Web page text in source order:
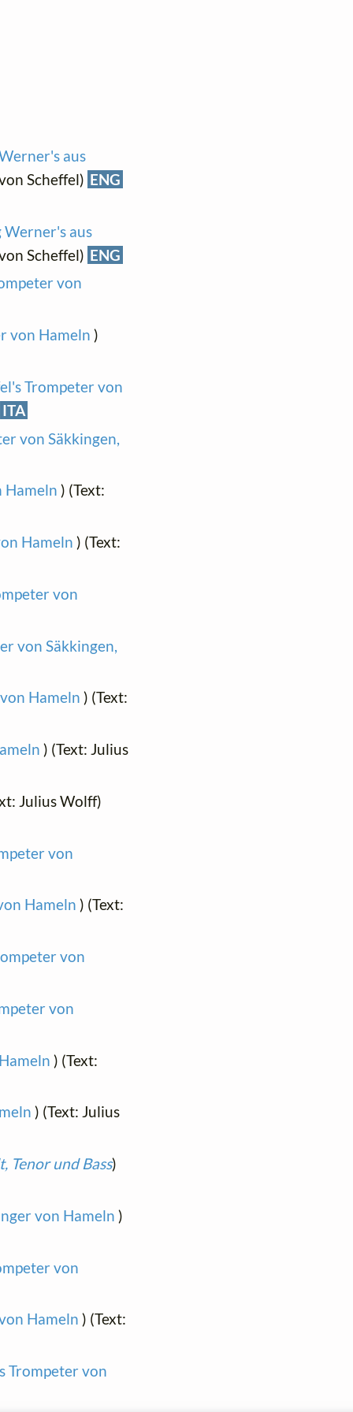
aus
Scheffel) ENG
Werner's aus
Scheffel) ENG
von
von Hameln )
Trompeter von
ITA
von Säkkingen,
Hameln ) (Text:
Hameln ) (Text:
von
von Säkkingen,
Hameln ) (Text:
) (Text: Julius
Julius Wolff)
von
Hameln ) (Text:
von
von
) (Text:
) (Text: Julius
Tenor und Bass)
von Hameln )
von
Hameln ) (Text:
Trompeter von